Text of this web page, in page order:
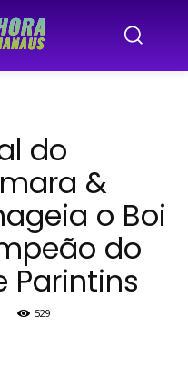
do
&
o Boi
do
Parintins
529